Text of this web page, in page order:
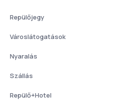
Repülőjegy
Városlátogatások
Nyaralás
Szállás
Repülő+Hotel